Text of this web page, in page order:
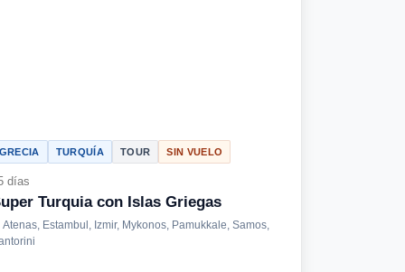
TURQUÍA TOUR SIN VUELO
días
Turquia con Islas Griegas
Atenas, Estambul, Izmir, Mykonos, Pamukkale, Samos,